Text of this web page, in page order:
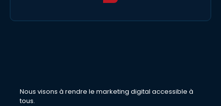
Nous visons à rendre le marketing digital accessible à
tous.